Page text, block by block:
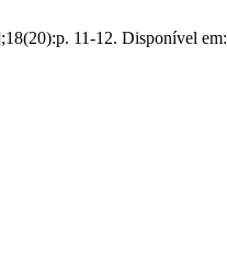
11-12. Disponível em: